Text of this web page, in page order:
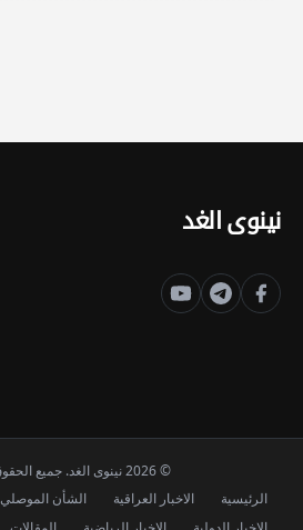
نينوى الغد
© 2026 نينوى الغد. جميع الحقوق محفوظة.
الرئيسية الاخبار العراقية الشأن الموصلي
الاخبار الدولية
الاخبار الرياضية المقالات